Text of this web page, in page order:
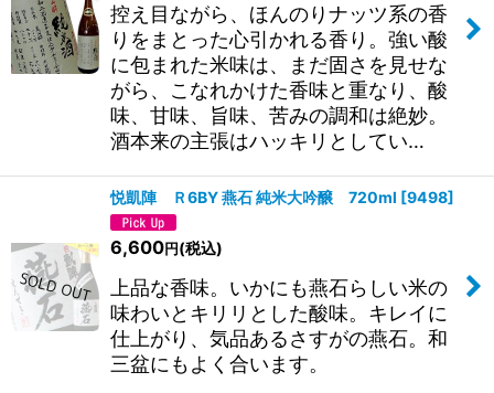
控え目ながら、ほんのりナッツ系の香
りをまとった心引かれる香り。強い酸
に包まれた米味は、まだ固さを見せな
がら、こなれかけた香味と重なり、酸
味、甘味、旨味、苦みの調和は絶妙。
酒本来の主張はハッキリとしてい…
悦凱陣 Ｒ6BY 燕石 純米大吟醸 720ml [9498]
6,600円(税込)
上品な香味。いかにも燕石らしい米の
味わいとキリリとした酸味。キレイに
仕上がり、気品あるさすがの燕石。和
三盆にもよく合います。